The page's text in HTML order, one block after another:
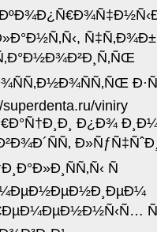
superdenta.ru/viniry
Ð¿Ð¾
Ñ